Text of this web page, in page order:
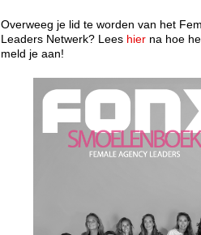
Overweeg je lid te worden van het
Leaders Netwerk? Lees hier na hoe
meld je aan!